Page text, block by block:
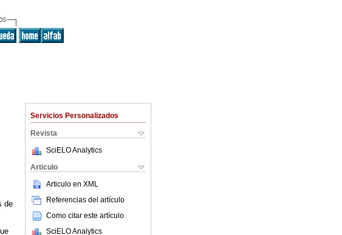
Servicios Personalizados
Revista
SciELO Analytics
Articulo
Articulo en XML
Referencias del artículo
Como citar este artículo
SciELO Analytics
de